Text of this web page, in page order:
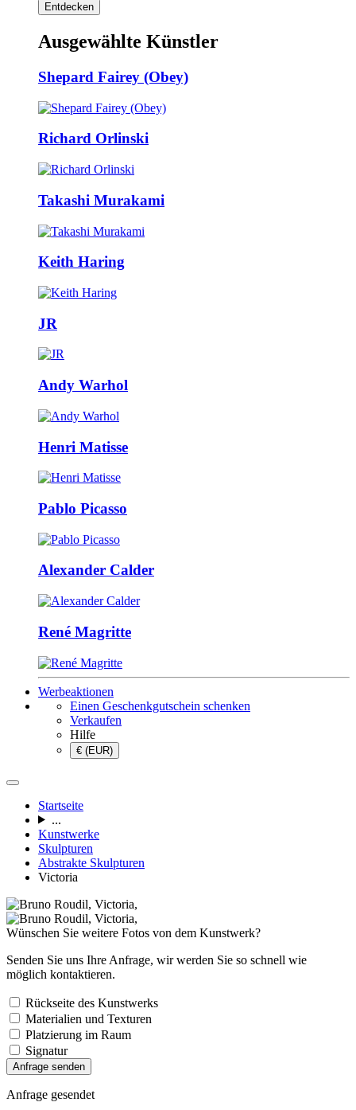
Entdecken
Ausgewählte Künstler
Shepard Fairey (Obey)
Richard Orlinski
Takashi Murakami
Keith Haring
JR
Andy Warhol
Henri Matisse
Pablo Picasso
Alexander Calder
René Magritte
Werbeaktionen
Einen Geschenkgutschein schenken
Verkaufen
Hilfe
€ (EUR)
Startseite
...
Kunstwerke
Skulpturen
Abstrakte Skulpturen
Victoria
Wünschen Sie weitere Fotos von dem Kunstwerk?
Senden Sie uns Ihre Anfrage, wir werden Sie so schnell wie
möglich kontaktieren.
Rückseite des Kunstwerks
Materialien und Texturen
Platzierung im Raum
Signatur
Anfrage senden
Anfrage gesendet